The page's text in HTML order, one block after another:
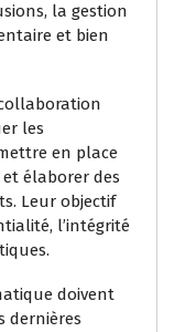
la gestion
et bien
les
en place
élaborer des
Leur objectif
l’intégrité
doivent
dernières